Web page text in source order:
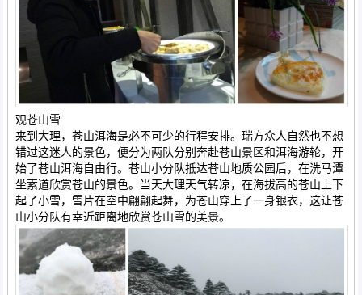
观苍山雪
来到大理，苍山洱海是必不可少的行程安排。瑞方众人自然也不想
错过这迷人的景色，便分为两队分别奔赴苍山景区和洱海游轮，开
始了苍山洱海自由行。苍山小分队抵达苍山地质公园后，在洗马潭
坐索道欣赏苍山的景色。当天大理天气转凉，在海拔高的苍山上下
起了小雪，雪片在空中翩翩起舞，为苍山穿上了一身银衣，这让苍
山小分队有幸近距离地欣赏苍山雪的美景。